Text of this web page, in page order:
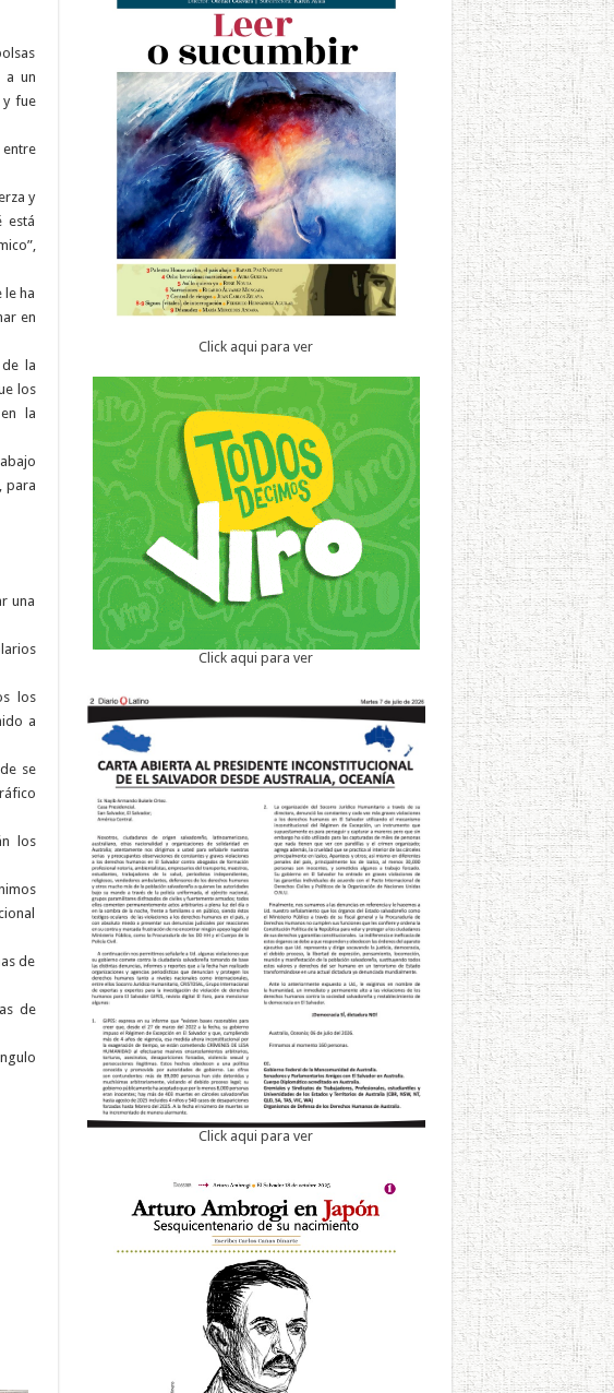
a un
y fue
y
está
le ha
en
la
los
la
para
una
los
a
se
los
de
de
Click aqui para ver
Click aqui para ver
Click aqui para ver